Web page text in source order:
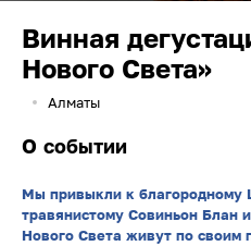
Винная
Нового Света»
Алматы
О событии
Мы привыкли к благородному
травянистому Совиньон Блан
Нового Света живут по своим